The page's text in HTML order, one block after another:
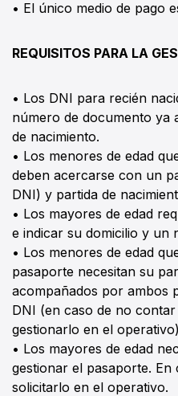
• El único medio de pago
REQUISITOS PARA LA
• Los DNI para recién
número de documento ya
de nacimiento.
• Los menores de edad
deben acercarse con un
DNI) y partida de
• Los mayores de edad
e indicar su domicilio y un
• Los menores de edad
pasaporte necesitan su
acompañados por ambos
DNI (en caso de no
gestionarlo en el
• Los mayores de edad
gestionar el pasaporte.
solicitarlo en el operativo.